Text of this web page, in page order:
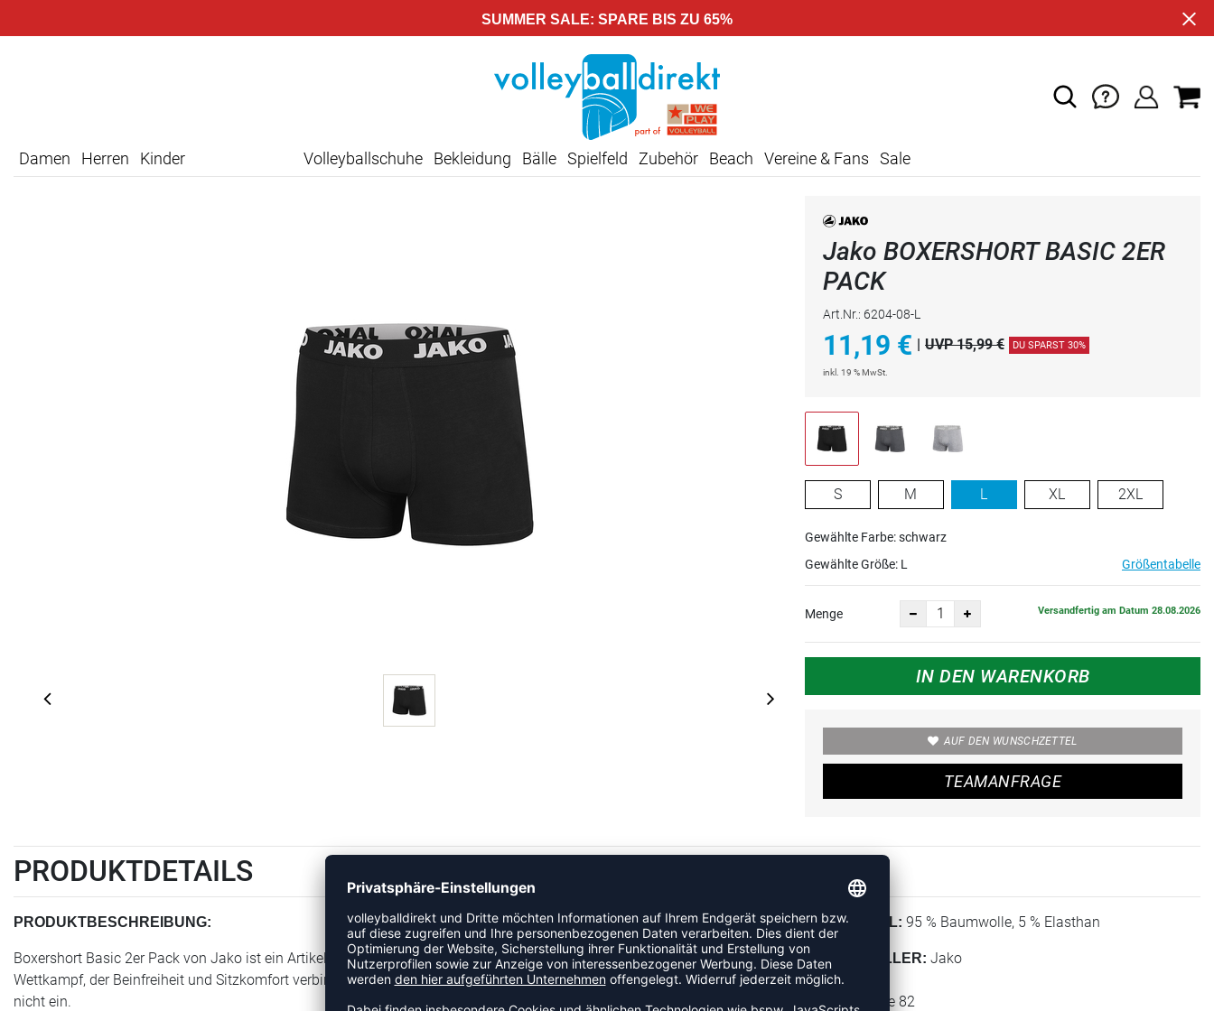
SUMMER SALE: SPARE BIS ZU 65%
Damen Herren Kinder Volleyballschuhe Bekleidung Bälle Spielfeld Zubehör Beach Vereine & Fans Sale
Jako BOXERSHORT BASIC 2ER
PACK
Art.Nr.: 6204-08-L
11,19 € UVP 15,99 € DU SPARST 30%
inkl. 19 % MwSt.
S M L XL 2XL
Gewählte Farbe: schwarz
Gewählte Größe: L Größentabelle
Menge Versandfertig am Datum 28.08.2026
IN DEN WARENKORB
AUF DEN WUNSCHZETTEL
TEAMANFRAGE
PRODUKTDETAILS
PRODUKTBESCHREIBUNG:
Boxershort Basic 2er Pack von Jako ist ein Artikel der Kategorie Boxershort. Ein zuverlässiger Begleiter für Training und
Wettkampf, der Beinfreiheit und Sitzkomfort verbindet. Der elastische Stoff passt sich der Bewegung an und schränkt dabei
nicht ein.
MATERIAL: 95 % Baumwolle, 5 % Elasthan
HERSTELLER: Jako
Jako AG
Amtstrasse 82